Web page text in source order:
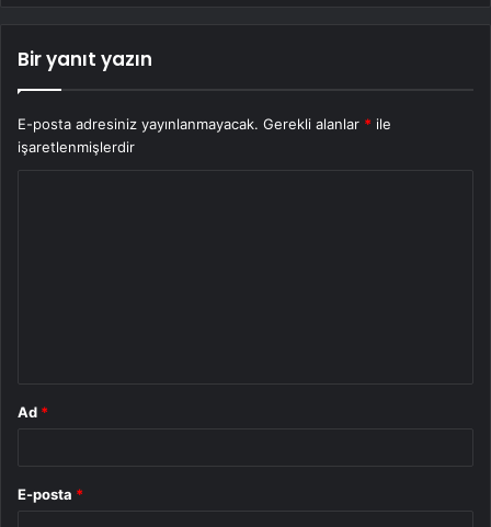
Bir yanıt yazın
E-posta adresiniz yayınlanmayacak. Gerekli alanlar * ile
işaretlenmişlerdir
Ad *
E-posta *